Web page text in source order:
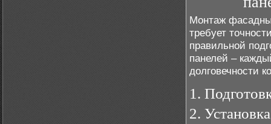
Монтаж
требует
правильной
панелей –
долговечности
1.
2.